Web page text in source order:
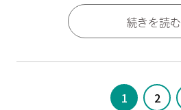
続きを読む
1 2